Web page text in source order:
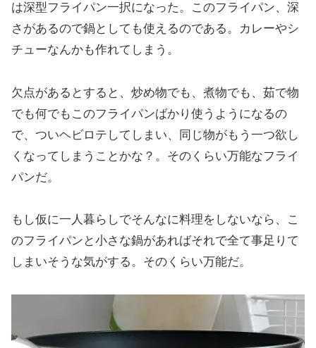
は深型フライパン一択になった。このフライパン、深
さがあるので鍋としても使えるのである。カレーやシ
チューなんかも作れてしまう。
欠点があるとすると、炒め物でも、煮物でも、茹で物
でも何でもこのフライパンばかり使うようになるの
で、ついヘビロテしてしまい、同じ物がもう一つ欲し
くなってしまうことかな？。そのくらい万能なフライ
パンだ。
もし仮に一人暮らしでそんなに料理をしないなら、こ
のフライパンと小さな鍋があればそれで全て事足りて
しまいそうな気がする。そのくらい万能だ。